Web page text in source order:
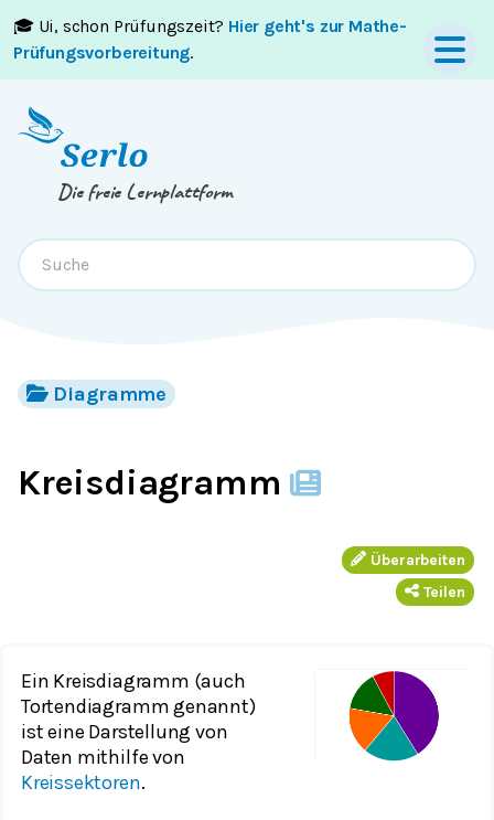
🎓 Ui, schon Prüfungszeit? Hier geht's zur Mathe-
Prüfungsvorbereitung.
Springe zumInhaltoderFooter
Die freie Lernplattform
Diagramme
Kreisdiagramm
Überarbeiten
Teilen
Ein Kreisdiagramm (auch
Tortendiagramm genannt)
ist eine Darstellung von
Daten mithilfe von
Kreissektoren.